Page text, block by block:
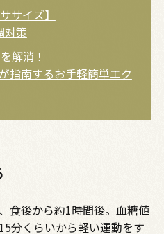
サイズ】
対策
解消！
指南するお手軽簡単エク
食後から約1時間後。血糖値
分くらいから軽い運動をす